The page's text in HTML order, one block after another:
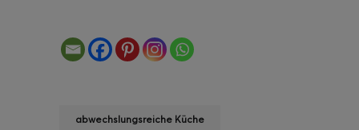
abwechslungsreiche Küche